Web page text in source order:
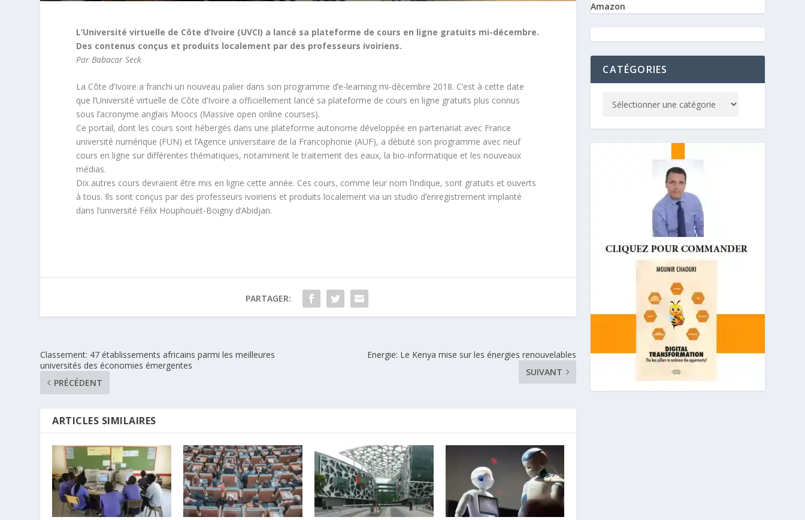
L’Université virtuelle de Côte d’Ivoire (UVCI) a lancé sa plateforme de cours en ligne gratuits mi-décembre.
Des contenus conçus et produits localement par des professeurs ivoiriens.
Par Babacar Seck
La Côte d’Ivoire a franchi un nouveau palier dans son programme d’e-learning mi-décembre 2018. C’est à cette date
que l’Université virtuelle de Côte d’Ivoire a officiellement lancé sa plateforme de cours en ligne gratuits plus connus
sous l’acronyme anglais Moocs (Massive open online courses).
Ce portail, dont les cours sont hébergés dans une plateforme autonome développée en partenariat avec France
université numérique (FUN) et l’Agence universitaire de la Francophonie (AUF), a débuté son programme avec neuf
cours en ligne sur différentes thématiques, notamment le traitement des eaux, la bio-informatique et les nouveaux
médias.
Dix autres cours devraient être mis en ligne cette année. Ces cours, comme leur nom l’indique, sont gratuits et ouverts
à tous. Ils sont conçus par des professeurs ivoiriens et produits localement via un studio d’enregistrement implanté
dans l’université Félix Houphouët-Boigny d’Abidjan.
PARTAGER:
Classement: 47 établissements africains parmi les meilleures
universités des économies émergentes
PRÉCÉDENT
Energie: Le Kenya mise sur les énergies renouvelables
SUIVANT
ARTICLES SIMILAIRES
Amazon
CATÉGORIES